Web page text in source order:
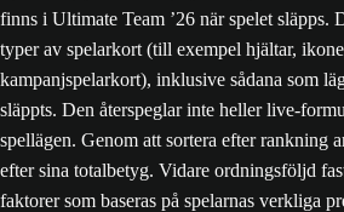
finns i Ultimate Team ’26 när spelet släpps.
typer av spelarkort (till exempel hjältar,
kampanjspelarkort), inklusive sådana som
släppts. Den återspeglar inte heller live-
spellägen. Genom att sortera efter rankning
efter sina totalbetyg. Vidare ordningsföljd
faktorer som baseras på spelarnas verkliga